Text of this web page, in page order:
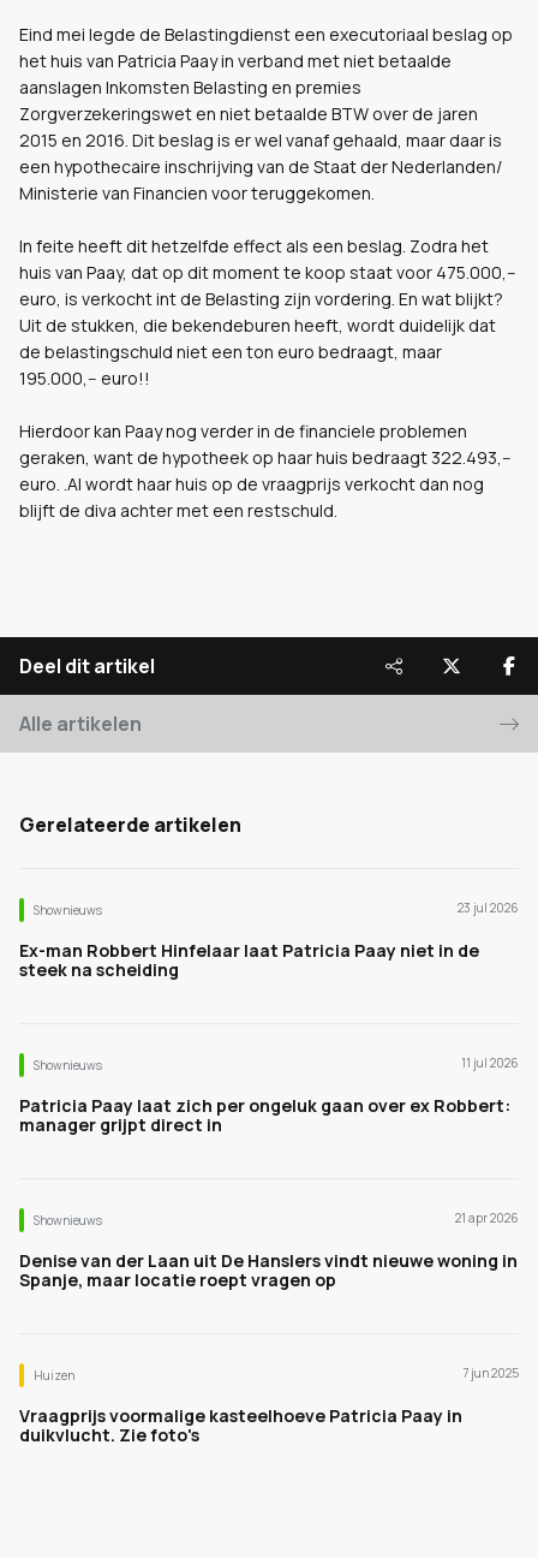
Eind mei legde de Belastingdienst een executoriaal beslag op
het huis van Patricia Paay in verband met niet betaalde
aanslagen Inkomsten Belasting en premies
Zorgverzekeringswet en niet betaalde BTW over de jaren
2015 en 2016. Dit beslag is er wel vanaf gehaald, maar daar is
een hypothecaire inschrijving van de Staat der Nederlanden/
Ministerie van Financien voor teruggekomen.
In feite heeft dit hetzelfde effect als een beslag. Zodra het
huis van Paay, dat op dit moment te koop staat voor 475.000,--
euro, is verkocht int de Belasting zijn vordering. En wat blijkt?
Uit de stukken, die bekendeburen heeft, wordt duidelijk dat
de belastingschuld niet een ton euro bedraagt, maar
195.000,-- euro!!
Hierdoor kan Paay nog verder in de financiele problemen
geraken, want de hypotheek op haar huis bedraagt 322.493,--
euro. .Al wordt haar huis op de vraagprijs verkocht dan nog
blijft de diva achter met een restschuld.
Deel dit artikel
Alle artikelen
Gerelateerde artikelen
Shownieuws 23 jul 2026
Ex-man Robbert Hinfelaar laat Patricia Paay niet in de
steek na scheiding
Shownieuws 11 jul 2026
Patricia Paay laat zich per ongeluk gaan over ex Robbert:
manager grijpt direct in
Shownieuws 21 apr 2026
Denise van der Laan uit De Hanslers vindt nieuwe woning in
Spanje, maar locatie roept vragen op
Huizen 7 jun 2025
Vraagprijs voormalige kasteelhoeve Patricia Paay in
duikvlucht. Zie foto's